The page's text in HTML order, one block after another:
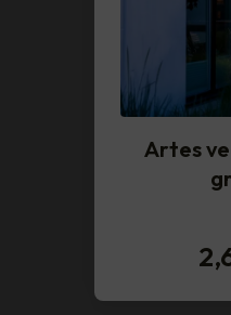
Artes